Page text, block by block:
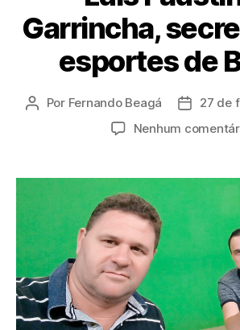
Garrincha,
esportes de
Autor
Por Fernando Beagá
Data27 de
Nenhum